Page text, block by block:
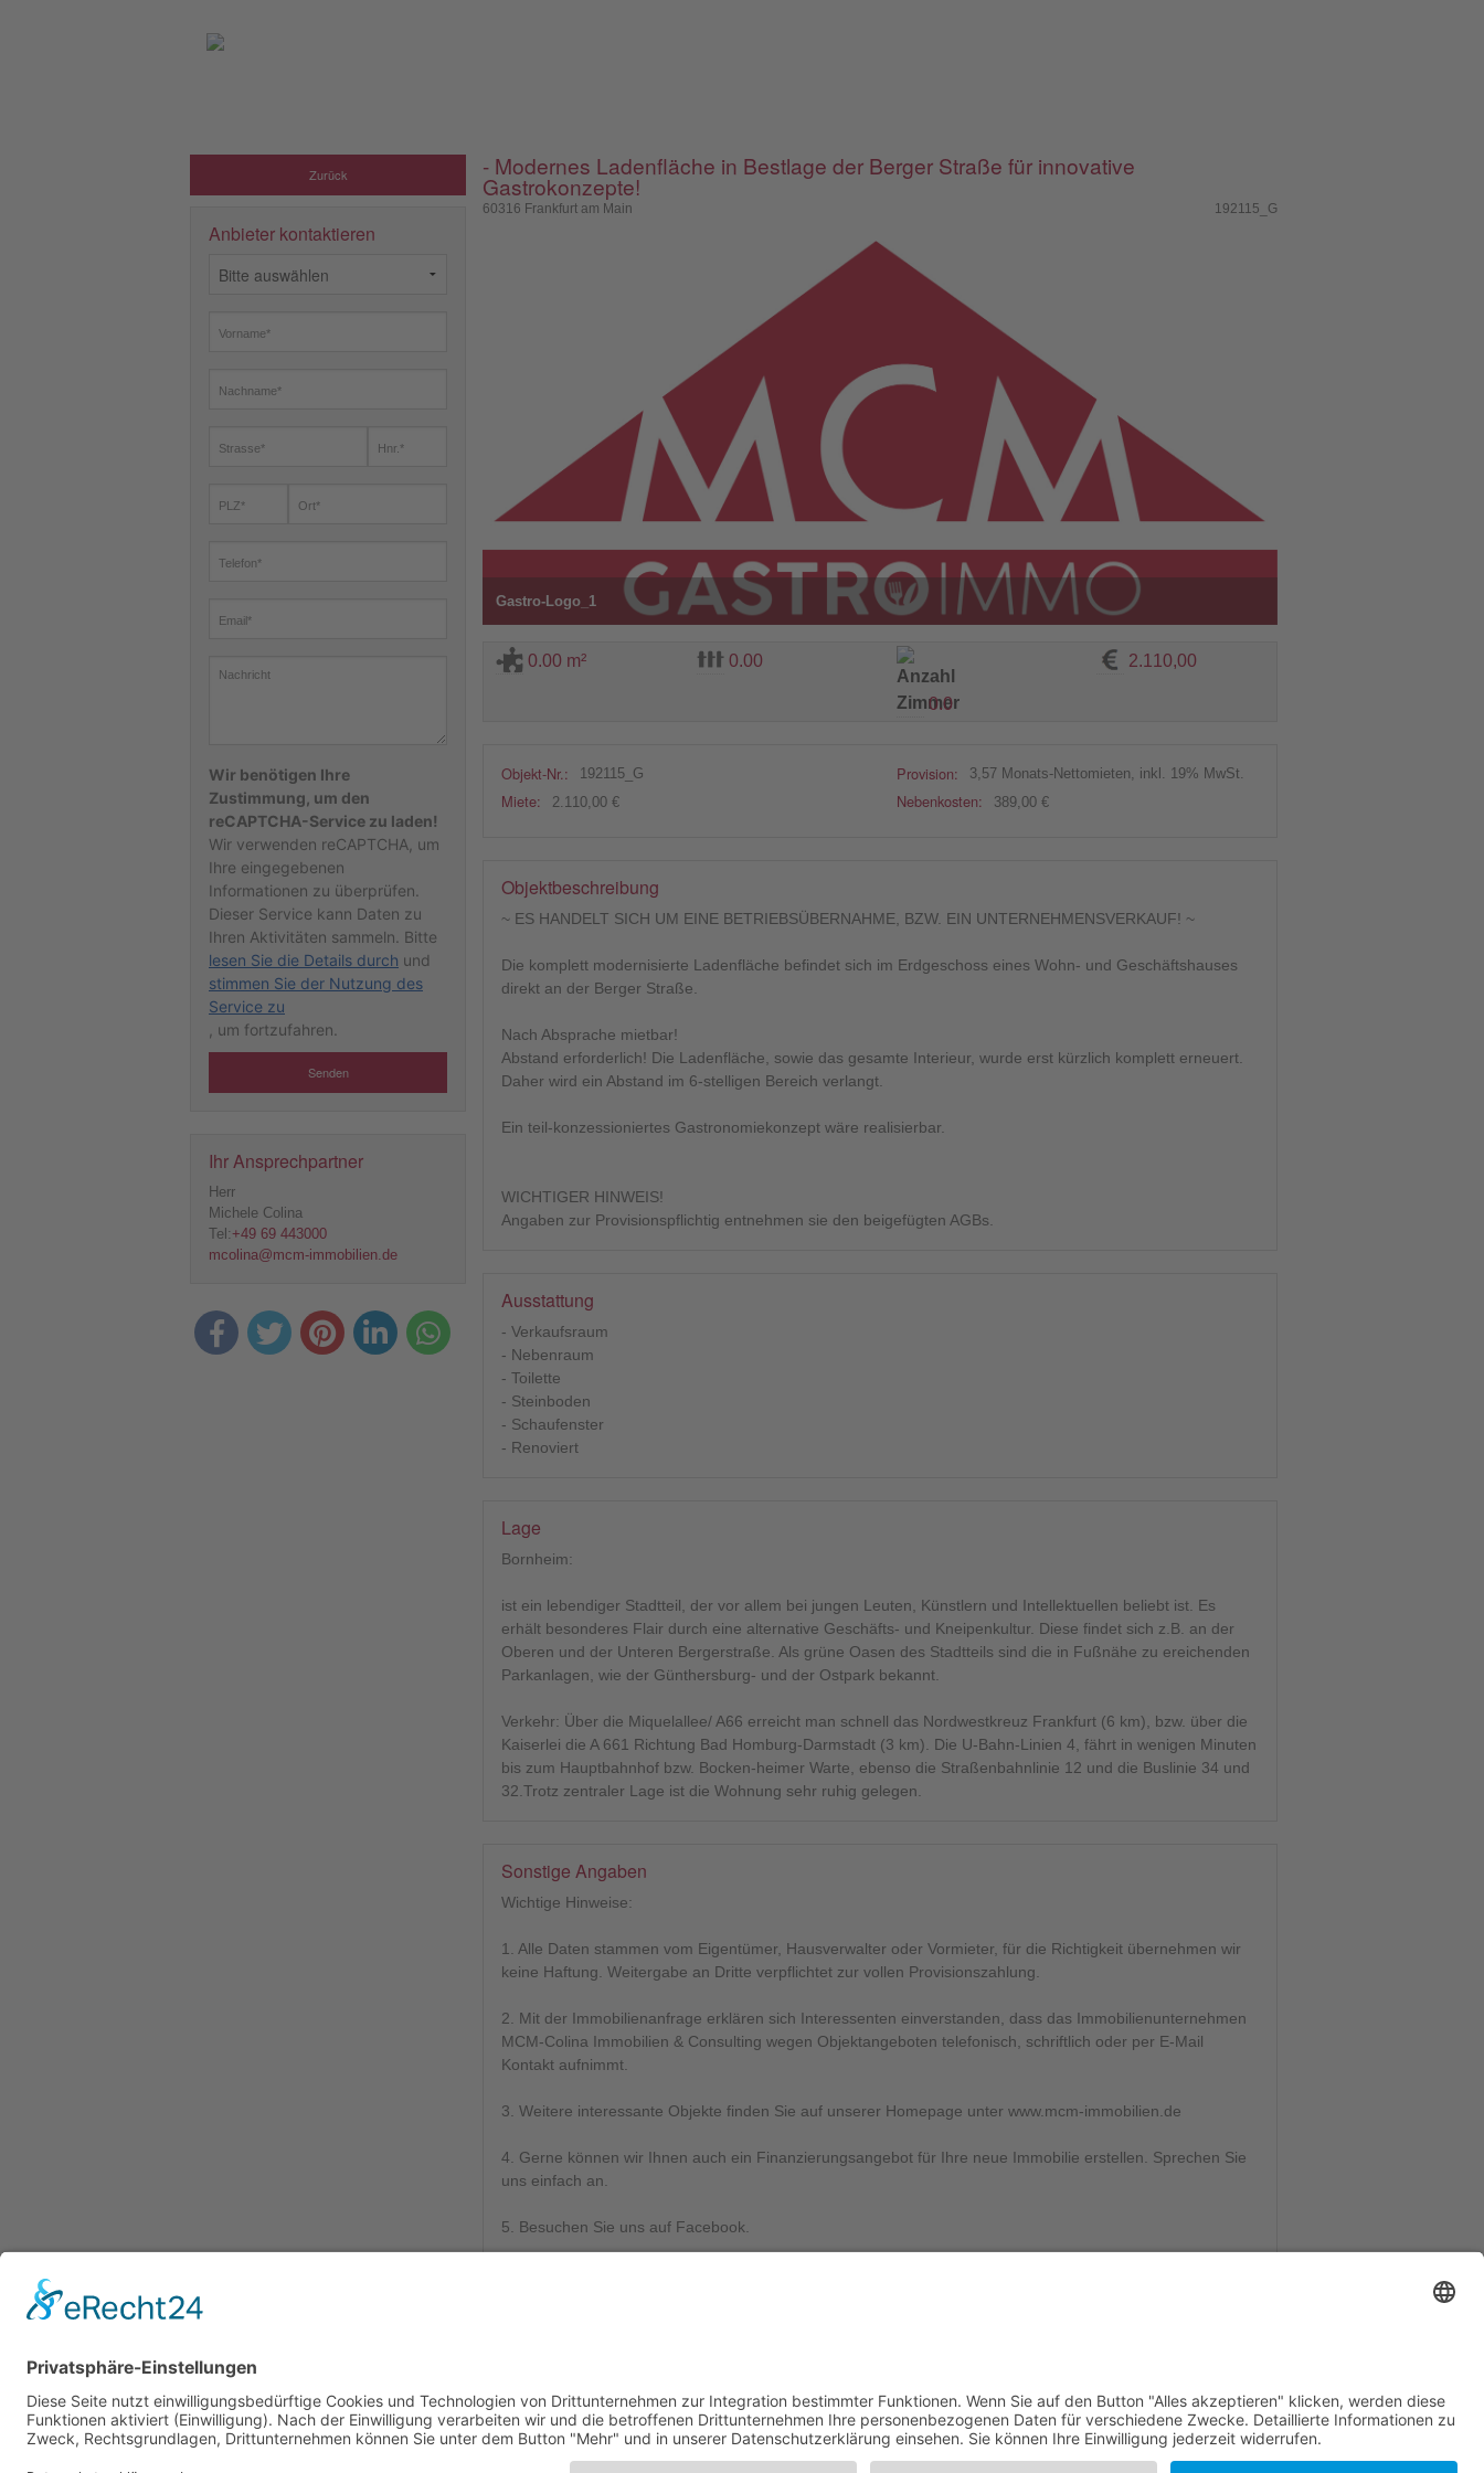
Zurück
Anbieter kontaktieren
Wir benötigen Ihre
Zustimmung, um den
reCAPTCHA-Service zu laden!
Wir verwenden reCAPTCHA, um
Ihre eingegebenen
Informationen zu überprüfen.
Dieser Service kann Daten zu
Ihren Aktivitäten sammeln. Bitte
lesen Sie die Details durch und
stimmen Sie der Nutzung des
Service zu
, um fortzufahren.
Senden
Ihr Ansprechpartner
Herr
Michele Colina
Tel:+49 69 443000
mcolina@mcm-immobilien.de
- Modernes Ladenfläche in Bestlage der Berger Straße für innovative
Gastrokonzepte!
60316 Frankfurt am Main 192115_G
Gastro-Logo_1
0.00 m² 0.00
0.0
2.110,00
Objekt-Nr.: 192115_G Provision: 3,57 Monats-Nettomieten, inkl. 19% MwSt.
Miete: 2.110,00 € Nebenkosten: 389,00 €
Objektbeschreibung
~ ES HANDELT SICH UM EINE BETRIEBSÜBERNAHME, BZW. EIN UNTERNEHMENSVERKAUF! ~
Die komplett modernisierte Ladenfläche befindet sich im Erdgeschoss eines Wohn- und Geschäftshauses
direkt an der Berger Straße.
Nach Absprache mietbar!
Abstand erforderlich! Die Ladenfläche, sowie das gesamte Interieur, wurde erst kürzlich komplett erneuert.
Daher wird ein Abstand im 6-stelligen Bereich verlangt.
Ein teil-konzessioniertes Gastronomiekonzept wäre realisierbar.
WICHTIGER HINWEIS!
Angaben zur Provisionspflichtig entnehmen sie den beigefügten AGBs.
Ausstattung
- Verkaufsraum
- Nebenraum
- Toilette
- Steinboden
- Schaufenster
- Renoviert
Lage
Bornheim:
ist ein lebendiger Stadtteil, der vor allem bei jungen Leuten, Künstlern und Intellektuellen beliebt ist. Es
erhält besonderes Flair durch eine alternative Geschäfts- und Kneipenkultur. Diese findet sich z.B. an der
Oberen und der Unteren Bergerstraße. Als grüne Oasen des Stadtteils sind die in Fußnähe zu ereichenden
Parkanlagen, wie der Günthersburg- und der Ostpark bekannt.
Verkehr: Über die Miquelallee/ A66 erreicht man schnell das Nordwestkreuz Frankfurt (6 km), bzw. über die
Kaiserlei die A 661 Richtung Bad Homburg-Darmstadt (3 km). Die U-Bahn-Linien 4, fährt in wenigen Minuten
bis zum Hauptbahnhof bzw. Bocken-heimer Warte, ebenso die Straßenbahnlinie 12 und die Buslinie 34 und
32.Trotz zentraler Lage ist die Wohnung sehr ruhig gelegen.
Sonstige Angaben
Wichtige Hinweise:
1. Alle Daten stammen vom Eigentümer, Hausverwalter oder Vormieter, für die Richtigkeit übernehmen wir
keine Haftung. Weitergabe an Dritte verpflichtet zur vollen Provisionszahlung.
2. Mit der Immobilienanfrage erklären sich Interessenten einverstanden, dass das Immobilienunternehmen
MCM-Colina Immobilien & Consulting wegen Objektangeboten telefonisch, schriftlich oder per E-Mail
Kontakt aufnimmt.
3. Weitere interessante Objekte finden Sie auf unserer Homepage unter www.mcm-immobilien.de
4. Gerne können wir Ihnen auch ein Finanzierungsangebot für Ihre neue Immobilie erstellen. Sprechen Sie
uns einfach an.
5. Besuchen Sie uns auf Facebook.
bezüglich Ihres Widerrufsrechts bekommen. Erst danach können wir in vollem Umfang für Sie tätig werden.
Diese Maßnahme dient dem Schutz der Verbraucher und wir hoffen, dass wir Sie - trotz des kleinen
Mehraufwandes - Ihrer neuen Immobilie einen Schritt näher bringen können!